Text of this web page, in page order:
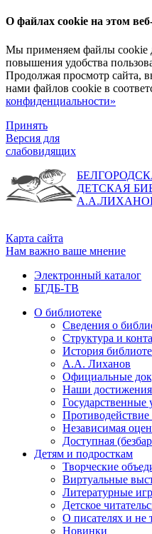
О файлах cookie на этом
Мы применяем файлы cookie
повышения удобства
Продолжая просмотр сайта,
нами файлов cookie в
конфиденциальности»
Принять
Версия для
слабовидящих
ДЕТСКАЯ
Карта сайта
Нам важно ваше мнение
Электронный каталог
БГДБ-ТВ
О библиотеке
Сведения о
Структура и
История
А.А. Лиханов
Официальные
Наши достижения
Государственные
Независимая
Доступная
Детям и подросткам
Творческие
Виртуальные
Литературные
Детское
О писателях и не
Новинки